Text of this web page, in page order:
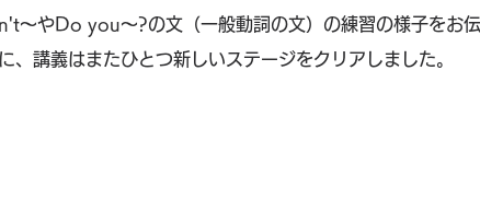
～やDo you～?の文（一般動詞の文）の練習の様子をお伝
、講義はまたひとつ新しいステージをクリアしました。